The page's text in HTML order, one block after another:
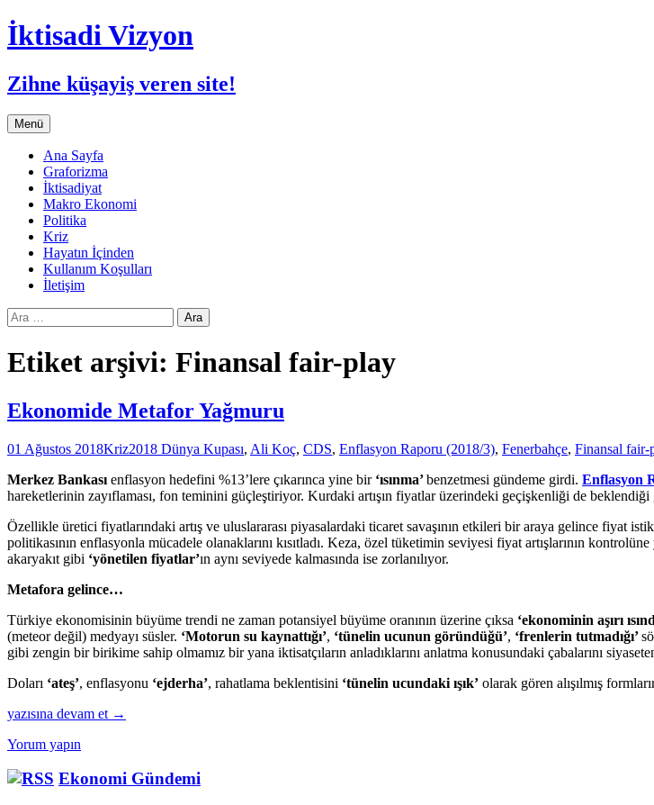
İktisadi Vizyon
Zihne küşayiş veren site!
Menü İçeriğe
atla
Ana Sayfa
Graforizma
İktisadiyat
Makro Ekonomi
Politika
Kriz
Hayatın İçinden
Kullanım Koşulları
İletişim
Arama:
Etiket arşivi: Finansal fair-play
Ekonomide Metafor Yağmuru
01 Ağustos 2018Kriz2018 Dünya Kupası, Ali Koç, CDS, Enflasyon Raporu (2018/3), Fenerbahçe, Finansal fair-
Merkez Bankası enflasyon hedefini %13’lere çıkarınca yine bir‘ısınma’benzetmesi gündeme girdi. Enflasyon
hareketlerinin zayıflaması, fon teminini güçleştiriyor. Kurdaki artışın fiyatlar üzerindeki geçişkenliği de
Özellikle üretici fiyatlarındaki artış ve uluslararası piyasalardaki ticaret savaşının etkileri bir araya gelince fiyat
politikasının enflasyonla mücadele olanaklarını kısıtladı. Keza, özel tüketimin seviyesi fiyat artışlarının
akaryakıt gibi ‘yönetilen fiyatlar’ın aynı seviyede kalmasında ise zorlanılıyor.
Metafora gelince…
Türkiye ekonomisinin büyüme trendi ne zaman potansiyel büyüme oranının üzerine çıksa ‘ekonominin aşırı
(meteor değil) medyayı süsler. ‘Motorun su kaynattığı’, ‘tünelin ucunun göründüğü’, ‘frenlerin tutmadığı’
gibi zengin bir birikime sahip olmamız bir yana iktisatçıların anladıklarını anlatma konusundaki çabalarını
Doları ‘ateş’, enflasyonu ‘ejderha’, rahatlama beklentisini ‘tünelin ucundaki ışık’ olarak gören alışılmış
Ekonomide
Yağmuru
yazısına devam et →
Yorum yapın
Ekonomi Gündemi